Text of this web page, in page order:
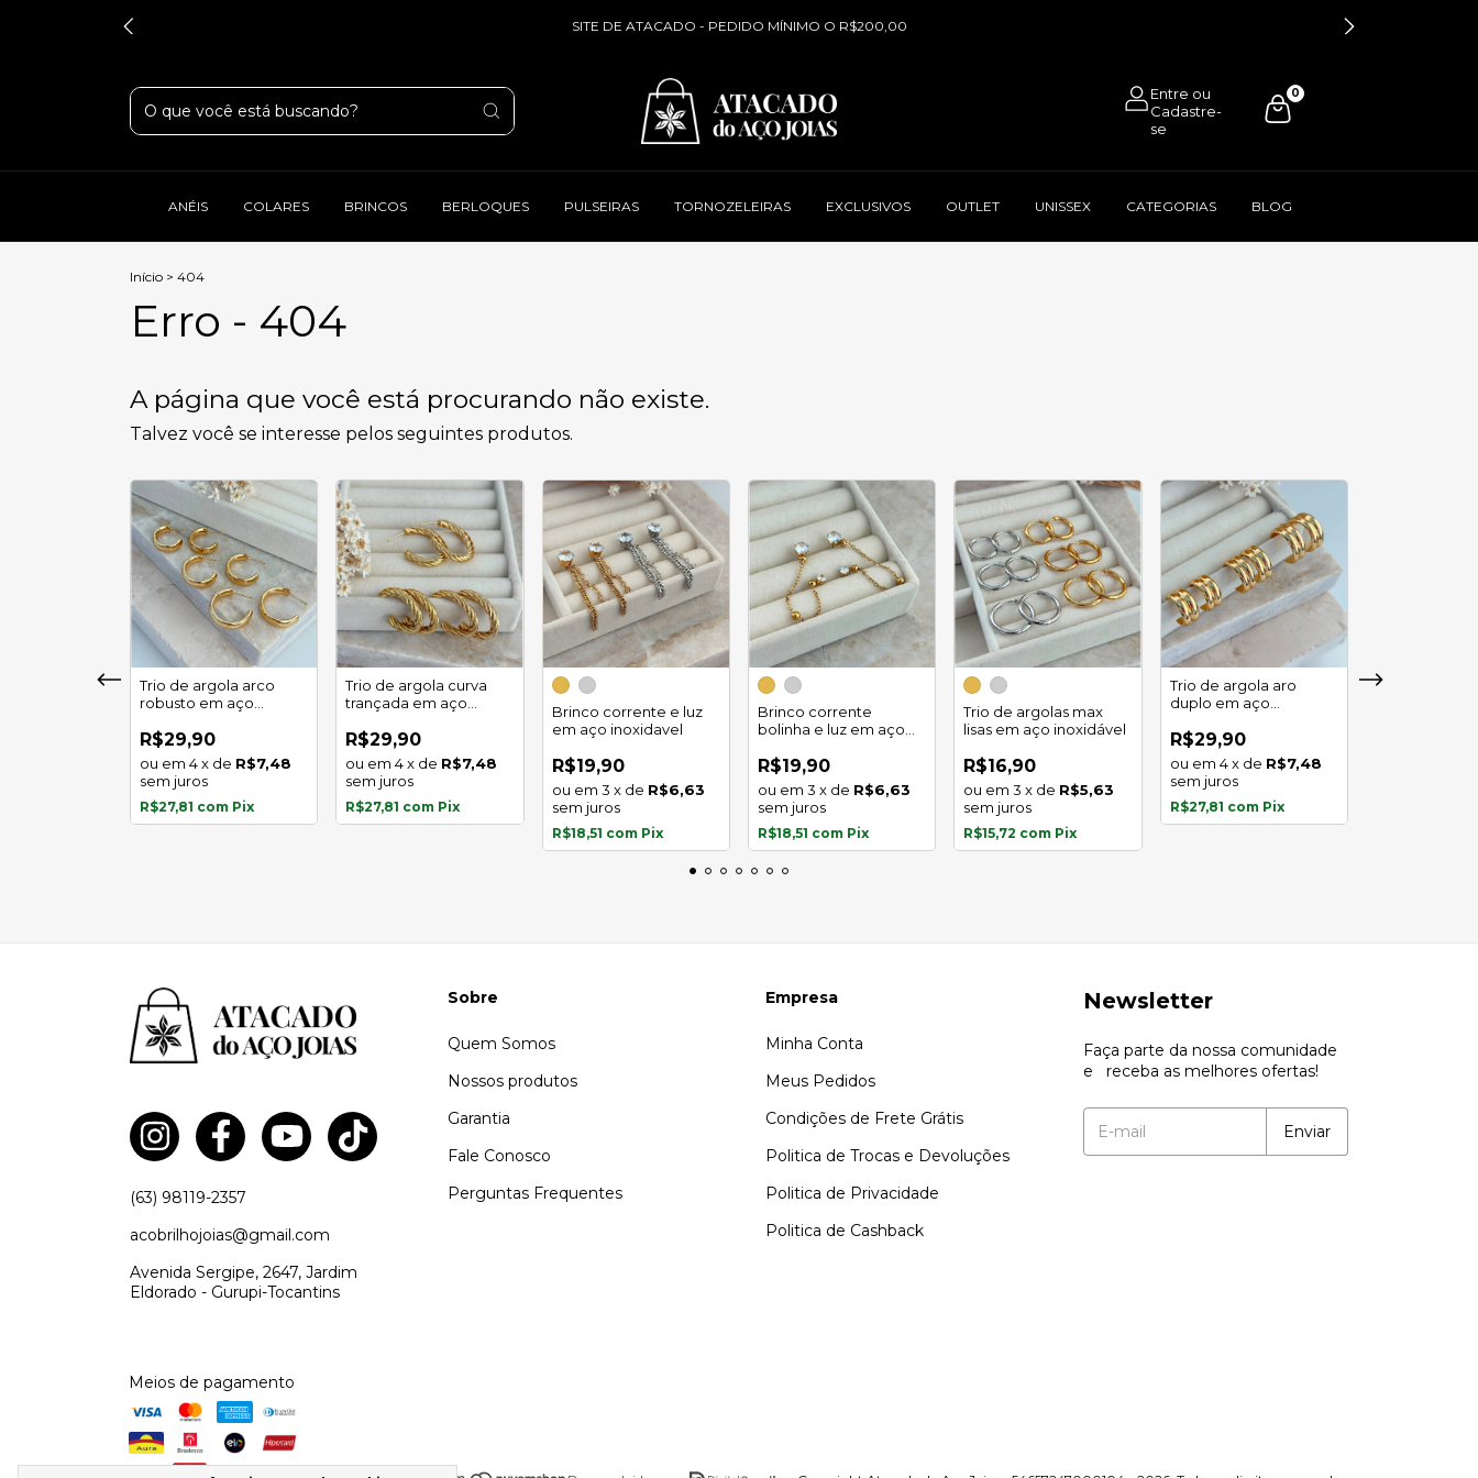
SITE DE ATACADO - PEDIDO MÍNIMO O R$200,00
0
ANÉIS COLARES BRINCOS BERLOQUES PULSEIRAS TORNOZELEIRAS EXCLUSIVOS OUTLET UNISSEX CATEGORIAS BLOG
Início > 404
Erro - 404
A página que você está procurando não existe.
Talvez você se interesse pelos seguintes produtos.
Trio de argola arco
robusto em aço
R$29,90
4x de R$7,48
sem juros
R$27,81 com Pix
Trio de argola curva
trançada em aço
R$29,90
4 x de R$7,48
sem juros
R$27,81 com Pix
Brinco corrente e luz
em aço inoxidavel
R$19,90
3 x de R$6,63
sem juros
R$18,51 com Pix
Brinco corrente
bolinha e luz em aço
R$19,90
3 x de R$6,63
sem juros
R$18,51 com Pix
Trio de argolas max
lisas em aço inoxidável
R$16,90
3 x de R$5,63
sem juros
R$15,72 com Pix
Trio de argola aro
duplo em aço
R$29,90
4 x de R$7,48
sem juros
R$27,81 com Pix
(63) 98119-2357
acobrilhojoias@gmail.com
Avenida Sergipe, 2647, Jardim
Eldorado - Gurupi-Tocantins
Sobre
Quem Somos
Nossos produtos
Garantia
Fale Conosco
Perguntas Frequentes
Empresa
Minha Conta
Meus Pedidos
Condições de Frete Grátis
Politica de Trocas e Devoluções
Politica de Privacidade
Politica de Cashback
Newsletter
Faça parte da nossa comunidade
e receba as melhores ofertas!
Meios de pagamento